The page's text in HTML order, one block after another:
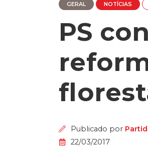
GERAL NOTÍCIAS
PS
22/03/2017
Publicado por